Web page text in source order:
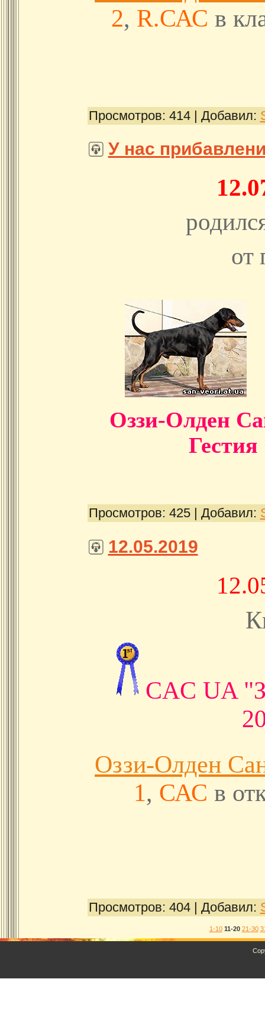
2, R.САС в
Просмотров: 414 | Добавил:
У нас
от
Оззи-
Гестия
Просмотров: 425 Добавил:
12.05.2019
CAC UA
Оззи-Олден
1, САС в
Просмотров: 404 | Добавил:
1-10 11-20 21-30